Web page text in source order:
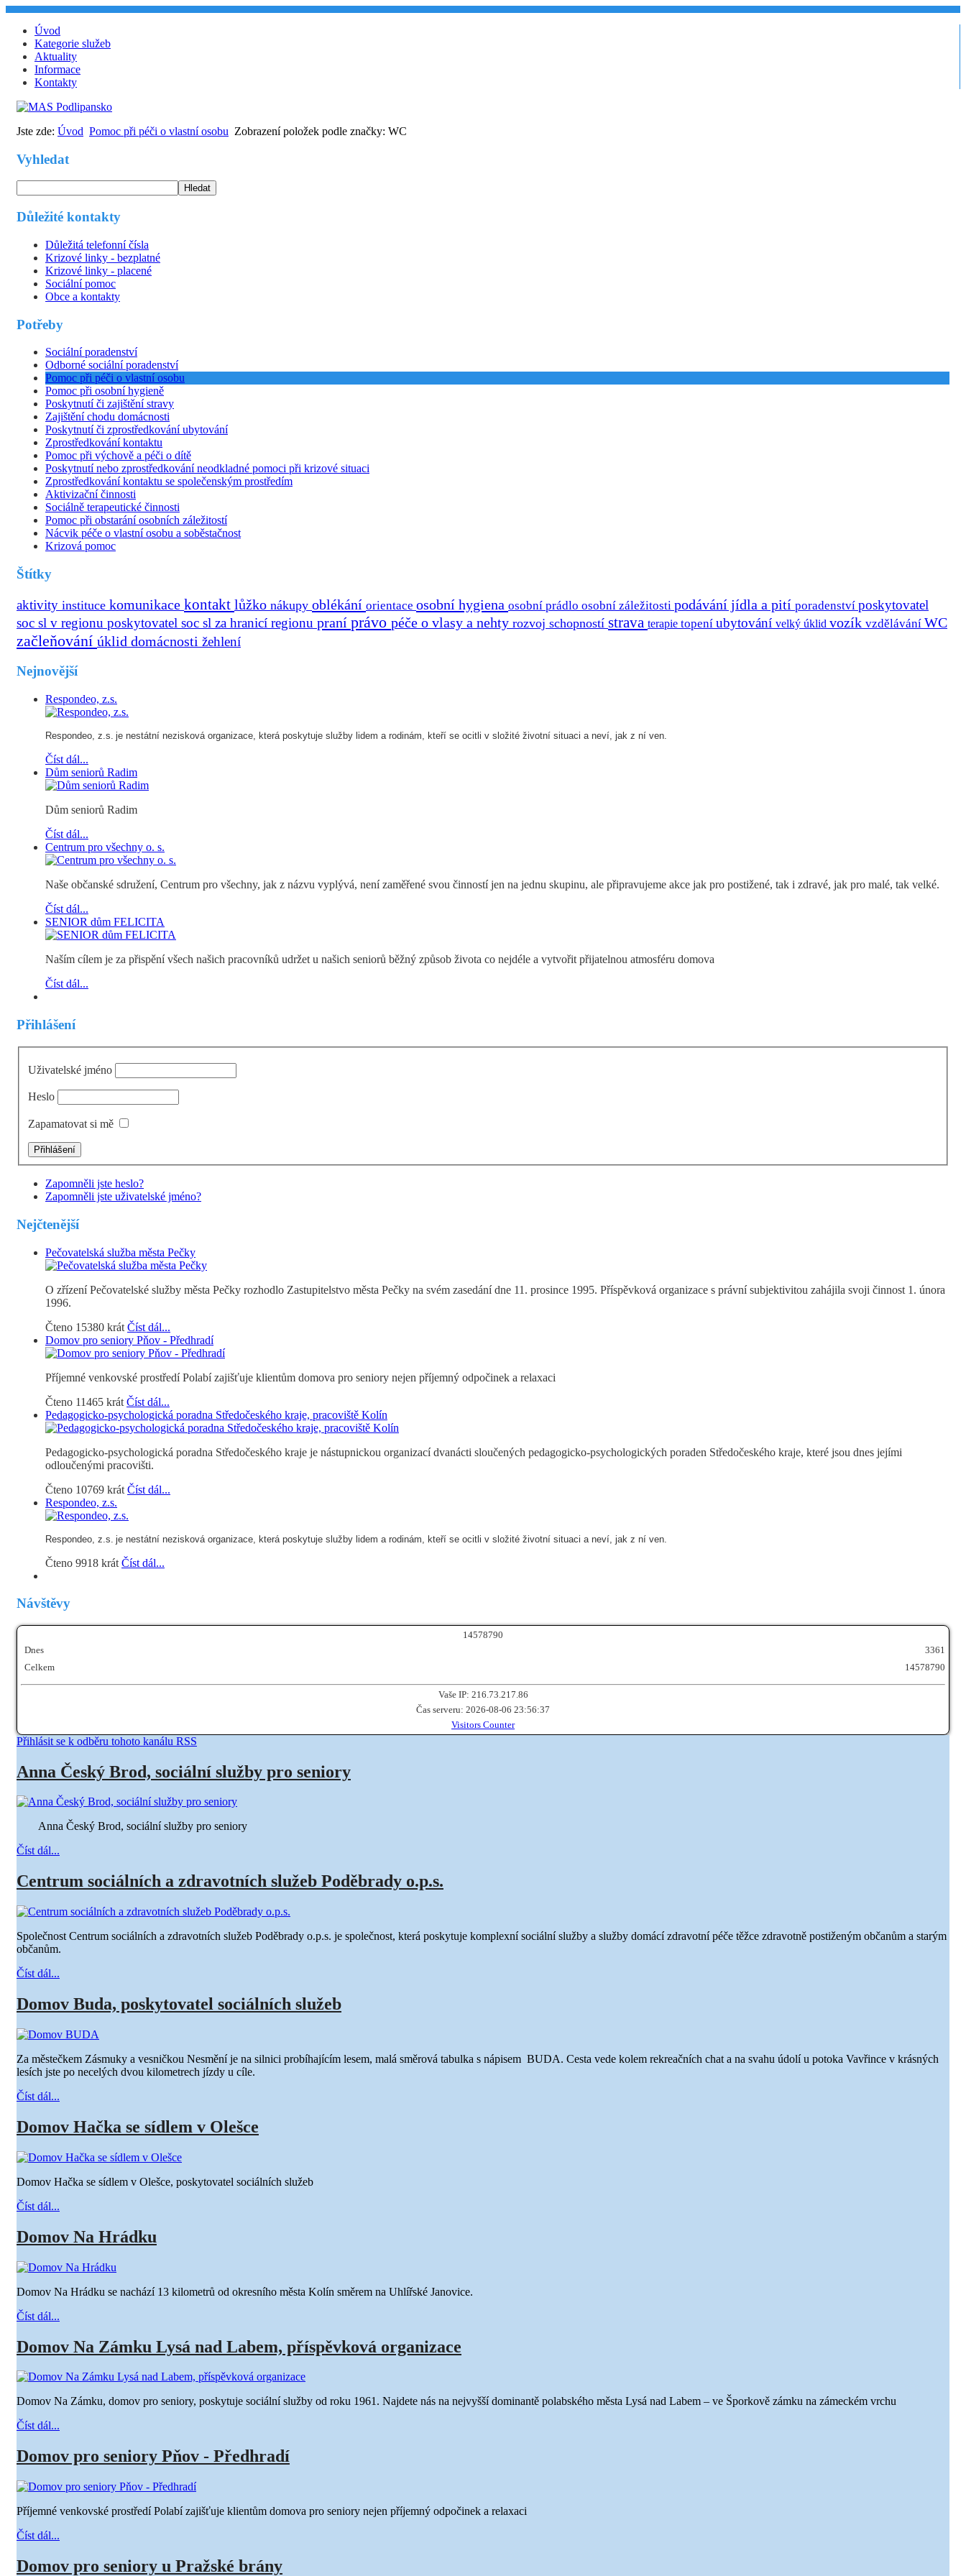
Úvod
Kategorie služeb
Aktuality
Informace
Kontakty
Jste zde: Úvod Pomoc při péči o vlastní osobu Zobrazení položek podle značky: WC
Vyhledat
Hledat
Důležité kontakty
Důležitá telefonní čísla
Krizové linky - bezplatné
Krizové linky - placené
Sociální pomoc
Obce a kontakty
Potřeby
Sociální poradenství
Odborné sociální poradenství
Pomoc při péči o vlastní osobu
Pomoc při osobní hygieně
Poskytnutí či zajištění stravy
Zajištění chodu domácnosti
Poskytnutí či zprostředkování ubytování
Zprostředkování kontaktu
Pomoc při výchově a péči o dítě
Poskytnutí nebo zprostředkování neodkladné pomoci při krizové situaci
Zprostředkování kontaktu se společenským prostředím
Aktivizační činnosti
Sociálně terapeutické činnosti
Pomoc při obstarání osobních záležitostí
Nácvik péče o vlastní osobu a soběstačnost
Krizová pomoc
Štítky
aktivity instituce komunikace kontakt lůžko nákupy oblékání orientace osobní hygiena osobní prádlo osobní záležitosti podávání jídla a pití poradenství poskytovatel
soc sl v regionu poskytovatel soc sl za hranicí regionu praní právo péče o vlasy a nehty rozvoj schopností strava terapie topení ubytování velký úklid vozík vzdělávání WC
začleňování úklid domácnosti žehlení
Nejnovější
Respondeo, z.s.
Respondeo, z.s. je nestátní nezisková organizace, která poskytuje služby lidem a rodinám, kteří se ocitli v složité životní situaci a neví, jak z ní ven.
Číst dál...
Dům seniorů Radim
Dům seniorů Radim
Číst dál...
Centrum pro všechny o. s.
Naše občanské sdružení, Centrum pro všechny, jak z názvu vyplývá, není zaměřené svou činností jen na jednu skupinu, ale připravujeme akce jak pro postižené, tak i zdravé, jak pro malé, tak velké.
Číst dál...
SENIOR dům FELICITA
Naším cílem je za přispění všech našich pracovníků udržet u našich seniorů běžný způsob života co nejdéle a vytvořit přijatelnou atmosféru domova
Číst dál...
Přihlášení
Uživatelské jméno
Heslo
Zapamatovat si mě
Zapomněli jste heslo?
Zapomněli jste uživatelské jméno?
Nejčtenější
Pečovatelská služba města Pečky
O zřízení Pečovatelské služby města Pečky rozhodlo Zastupitelstvo města Pečky na svém zasedání dne 11. prosince 1995. Příspěvková organizace s právní subjektivitou zahájila svoji činnost 1. února
1996.
Čteno 15380 krát Číst dál...
Domov pro seniory Pňov - Předhradí
Příjemné venkovské prostředí Polabí zajišťuje klientům domova pro seniory nejen příjemný odpočinek a relaxaci
Čteno 11465 krát Číst dál...
Pedagogicko-psychologická poradna Středočeského kraje, pracoviště Kolín
Pedagogicko-psychologická poradna Středočeského kraje je nástupnickou organizací dvanácti sloučených pedagogicko-psychologických poraden Středočeského kraje, které jsou dnes jejími
odloučenými pracovišti.
Čteno 10769 krát Číst dál...
Respondeo, z.s.
Respondeo, z.s. je nestátní nezisková organizace, která poskytuje služby lidem a rodinám, kteří se ocitli v složité životní situaci a neví, jak z ní ven.
Čteno 9918 krát Číst dál...
Návštěvy
14578790
Dnes
Celkem
3361
14578790
Vaše IP: 216.73.217.86
Čas serveru: 2026-08-06 23:56:37
Visitors Counter
Přihlásit se k odběru tohoto kanálu RSS
Anna Český Brod, sociální služby pro seniory
Anna Český Brod, sociální služby pro seniory
Číst dál...
Centrum sociálních a zdravotních služeb Poděbrady o.p.s.
Společnost Centrum sociálních a zdravotních služeb Poděbrady o.p.s. je společnost, která poskytuje komplexní sociální služby a služby domácí zdravotní péče těžce zdravotně postiženým občanům a starým
občanům.
Číst dál...
Domov Buda, poskytovatel sociálních služeb
Za městečkem Zásmuky a vesničkou Nesmění je na silnici probíhajícím lesem, malá směrová tabulka s nápisem BUDA. Cesta vede kolem rekreačních chat a na svahu údolí u potoka Vavřince v krásných
lesích jste po necelých dvou kilometrech jízdy u cíle.
Číst dál...
Domov Hačka se sídlem v Olešce
Domov Hačka se sídlem v Olešce, poskytovatel sociálních služeb
Číst dál...
Domov Na Hrádku
Domov Na Hrádku se nachází 13 kilometrů od okresního města Kolín směrem na Uhlířské Janovice.
Číst dál...
Domov Na Zámku Lysá nad Labem, příspěvková organizace
Domov Na Zámku, domov pro seniory, poskytuje sociální služby od roku 1961. Najdete nás na nejvyšší dominantě polabského města Lysá nad Labem – ve Šporkově zámku na zámeckém vrchu
Číst dál...
Domov pro seniory Pňov - Předhradí
Příjemné venkovské prostředí Polabí zajišťuje klientům domova pro seniory nejen příjemný odpočinek a relaxaci
Číst dál...
Domov pro seniory u Pražské brány